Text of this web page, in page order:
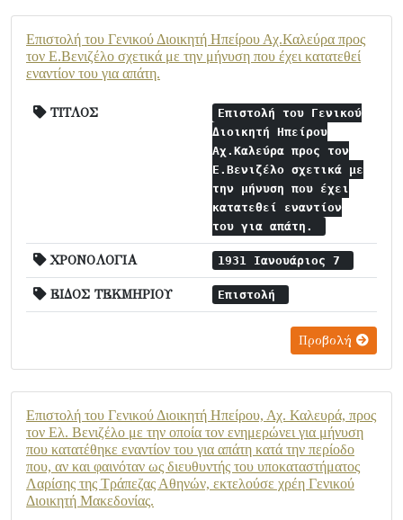
Επιστολή του Γενικού Διοικητή Ηπείρου Αχ.Καλεύρα προς
τον Ε.Βενιζέλο σχετικά με την μήνυση που έχει κατατεθεί
εναντίον του για απάτη.
ΤΙΤΛΟΣ
Επιστολή του Γενικού
Διοικητή Ηπείρου
Αχ.Καλεύρα προς τον
Ε.Βενιζέλο σχετικά με
την μήνυση που έχει
κατατεθεί εναντίον
του για απάτη.
ΧΡΟΝΟΛΟΓΙΑ 1931 Ιανουάριος 7
ΕΙΔΟΣ ΤΕΚΜΗΡΙΟΥ Επιστολή
Προβολή
Επιστολή του Γενικού Διοικητή Ηπείρου, Αχ. Καλευρά, προς
τον Ελ. Βενιζέλο με την οποία τον ενημερώνει για μήνυση
που κατατέθηκε εναντίον του για απάτη κατά την περίοδο
που, αν και φαινόταν ως διευθυντής του υποκαταστήματος
Λαρίσης της Τράπεζας Αθηνών, εκτελούσε χρέη Γενικού
Διοικητή Μακεδονίας.